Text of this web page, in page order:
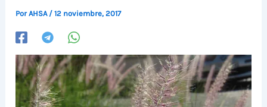
PorAHSA /12 noviembre, 2017